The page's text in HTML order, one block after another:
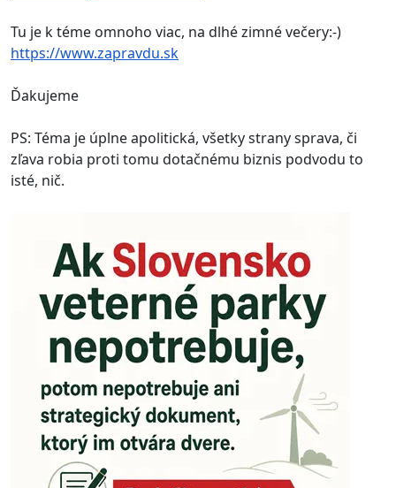
Tu je k téme omnoho viac, na dlhé zimné večery:-)
https://www.zapravdu.sk
Ďakujeme
PS: Téma je úplne apolitická, všetky strany sprava, či
zľava robia proti tomu dotačnému biznis podvodu to
isté, nič.